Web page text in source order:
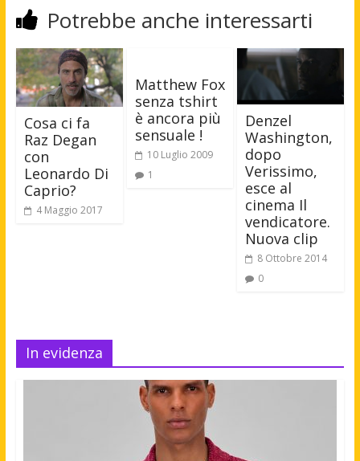
Potrebbe anche interessarti
Cosa ci fa
Raz Degan
con
Leonardo Di
Caprio?
4 Maggio 2017
Matthew Fox
senza tshirt
è ancora più
sensuale !
10 Luglio 2009
1
Denzel
Washington,
dopo
Verissimo,
esce al
cinema Il
vendicatore.
Nuova clip
8 Ottobre 2014
0
In evidenza